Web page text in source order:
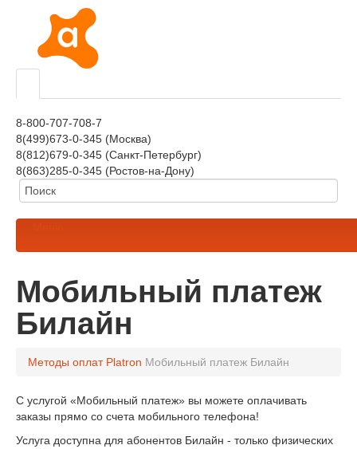
8-800-707-708-7
8(499)673-0-345 (Москва)
8(812)679-0-345 (Санкт-Петербург)
8(863)285-0-345 (Ростов-на-Дону)
Мобильный платеж
Билайн
Методы оплат Platron Мобильный платеж Билайн
С услугой «Мобильный платеж» вы можете оплачивать
заказы прямо со счета мобильного телефона!
Услуга доступна для абонентов Билайн - только физических